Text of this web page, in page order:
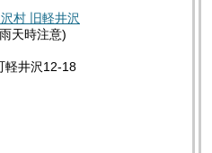
村 旧軽井沢
天時注意)
軽井沢12-18